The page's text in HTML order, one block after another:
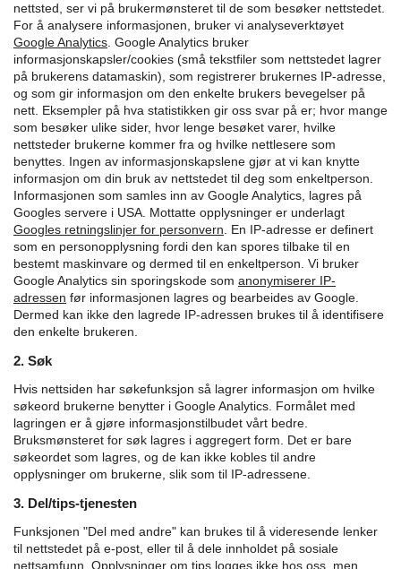
nettsted, ser vi på brukermønsteret til de som besøker nettstedet.
For å analysere informasjonen, bruker vi analyseverktøyet
Google Analytics Google Analytics bruker
informasjonskapsler/cookies (små tekstfiler som nettstedet lagrer
på brukerens datamaskin), som registrerer brukernes IP-adresse,
og som gir informasjon om den enkelte brukers bevegelser på
nett. Eksempler på hva statistikken gir oss svar på er; hvor mange
som besøker ulike sider, hvor lenge besøket varer, hvilke
nettsteder brukerne kommer fra og hvilke nettlesere som
benyttes. Ingen av informasjonskapslene gjør at vi kan knytte
informasjon om din bruk av nettstedet til deg som enkeltperson.
Informasjonen som samles inn av Google Analytics, lagres på
Googles servere i USA. Mottatte opplysninger er underlagt
Googles retningslinjer for personvern
En IP-adresse er definert
som en personopplysning fordi den kan spores tilbake til en
bestemt maskinvare og dermed til en enkeltperson. Vi bruker
Google Analytics sin sporingskode som anonymiserer IP-
adressen før informasjonen lagres og bearbeides av Google.
Dermed kan ikke den lagrede IP-adressen brukes til å identifisere
den enkelte brukeren.
2. Søk
Hvis nettsiden har søkefunksjon så lagrer informasjon om hvilke
søkeord brukerne benytter i Google Analytics. Formålet med
lagringen er å gjøre informasjonstilbudet vårt bedre.
Bruksmønsteret for søk lagres i aggregert form. Det er bare
søkeordet som lagres, og de kan ikke kobles til andre
opplysninger om brukerne, slik som til IP-adressene.
3. Del/tips-tjenesten
Funksjonen "Del med andre" kan brukes til å videresende lenker
til nettstedet på e-post, eller til å dele innholdet på sosiale
nettsamfunn. Opplysninger om tips logges ikke hos oss, men